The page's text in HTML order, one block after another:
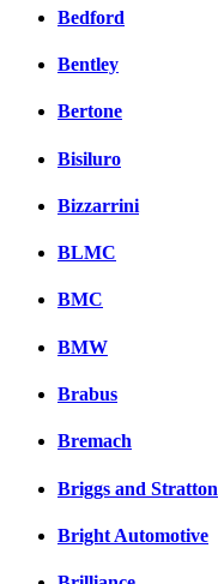
Bedford
Bentley
Bertone
Bisiluro
Bizzarrini
BLMC
BMC
BMW
Brabus
Bremach
Briggs and Stratton
Bright Automotive